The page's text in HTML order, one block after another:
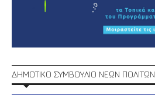
ΔΗΜΟΤΙΚΟ ΣΥΜΒΟΥΛΙΟ ΝΕΩΝ ΠΟΛΙΤΩΝ